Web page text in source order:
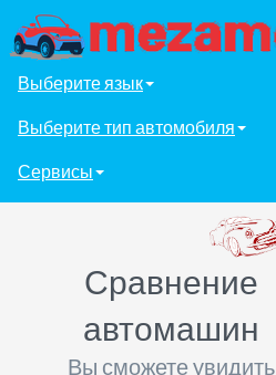
Выберите язык
Выберите тип автомобиля
Сервисы
Сравнение
автомашин
Вы сможете увидить